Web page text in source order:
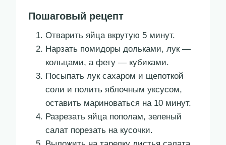
Пошаговый рецепт
Отварить яйца вкрутую 5 минут.
Нарзать помидоры дольками, лук —
кольцами, а фету — кубиками.
Посыпать лук сахаром и щепоткой
соли и полить яблочным уксусом,
оставить мариноваться на 10 минут.
Разрезать яйца пополам, зеленый
салат порезать на кусочки.